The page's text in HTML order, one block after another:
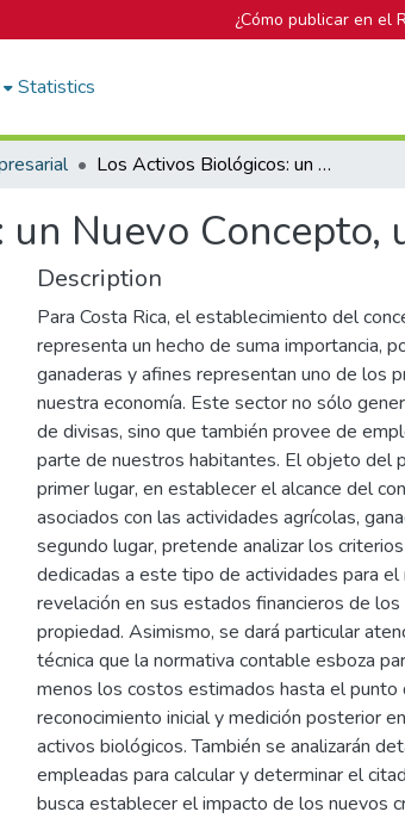
¿Cómo publicar en el
Statistics
Los Activos Biológicos: un Nuevo Concepto, un Nuevo Criterio Contable
Nuevo
Description
Para Costa Rica, el establecimiento del
representa un hecho de suma importancia,
ganaderas y afines representan uno de los
nuestra economía. Este sector no sólo
de divisas, sino que también provee de
parte de nuestros habitantes. El objeto del
primer lugar, en establecer el alcance del
asociados con las actividades agrícolas,
segundo lugar, pretende analizar los
dedicadas a este tipo de actividades para
revelación en sus estados financieros de
propiedad. Asimismo, se dará particular
técnica que la normativa contable esboza
menos los costos estimados hasta el punto
reconocimiento inicial y medición posterior
activos biológicos. También se analizarán
empleadas para calcular y determinar el
busca establecer el impacto de los nuevos